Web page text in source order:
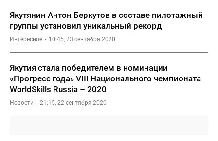
Якутянин Антон Беркутов в составе пилотажный
группы установил уникальный рекорд
Интересное 10:45, 23 сентября 2020
Якутия стала победителем в номинации
«Прогресс года» VIII Национального чемпионата
WorldSkills Russia – 2020
Новости 21:15, 22 сентября 2020